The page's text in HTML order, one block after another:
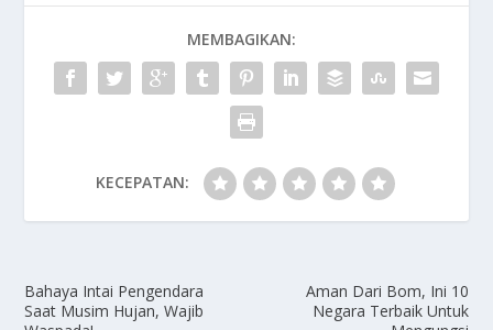
MEMBAGIKAN:
KECEPATAN:
Bahaya Intai Pengendara
Saat Musim Hujan, Wajib
Aman Dari Bom, Ini 10
Negara Terbaik Untuk